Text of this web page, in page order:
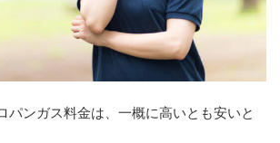
パンガス料金は、一概に高いとも安いと